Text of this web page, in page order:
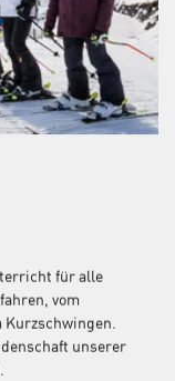
für alle
vom
Kurzschwingen.
unserer